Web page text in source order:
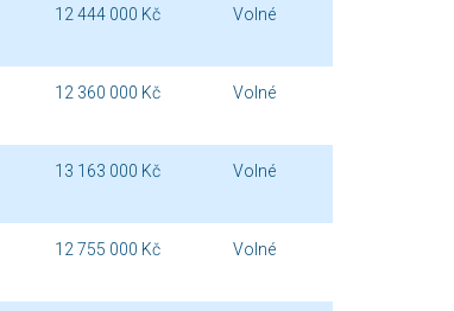
12 444 000 Kč Volné
12 360 000 Kč Volné
13 163 000 Kč Volné
12 755 000 Kč Volné